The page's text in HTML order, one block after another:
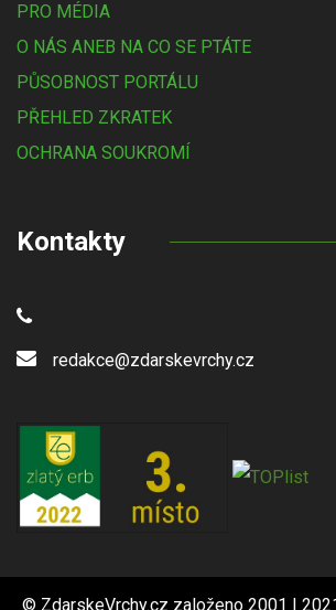
PRO MÉDIA
O NÁS ANEB NA CO SE PTÁTE
PŮSOBNOST PORTÁLU
PŘEHLED ZKRATEK
OCHRANA SOUKROMÍ
Kontakty
redakce@zdarskevrchy.cz
© ZdarskeVrchy.cz založeno 2001 |